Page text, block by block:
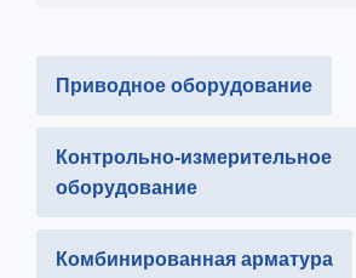
Приводное оборудование
Контрольно-измерительное
оборудование
Комбинированная арматура